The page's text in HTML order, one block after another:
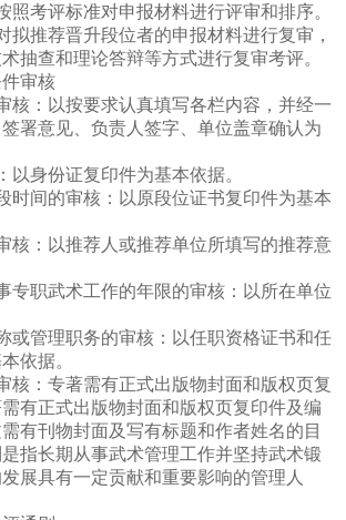
照考评标准对申报材料进行评审和排序。
拟推荐晋升段位者的申报材料进行复审，
抽查和理论答辩等方式进行复审考评。
审核
核：以按要求认真填写各栏内容，并经一
署意见、负责人签字、单位盖章确认为
以身份证复印件为基本依据。
时间的审核：以原段位证书复印件为基本
核：以推荐人或推荐单位所填写的推荐意
专职武术工作的年限的审核：以所在单位
或管理职务的审核：以任职资格证书和任
依据。
核：专著需有正式出版物封面和版权页复
有正式出版物封面和版权页复印件及编
有刊物封面及写有标题和作者姓名的目
指长期从事武术管理工作并坚持武术锻
展具有一定贡献和重要影响的管理人